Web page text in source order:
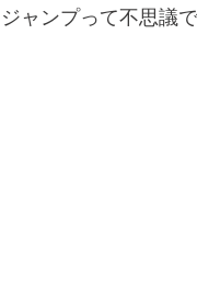
ジャンプって不思議